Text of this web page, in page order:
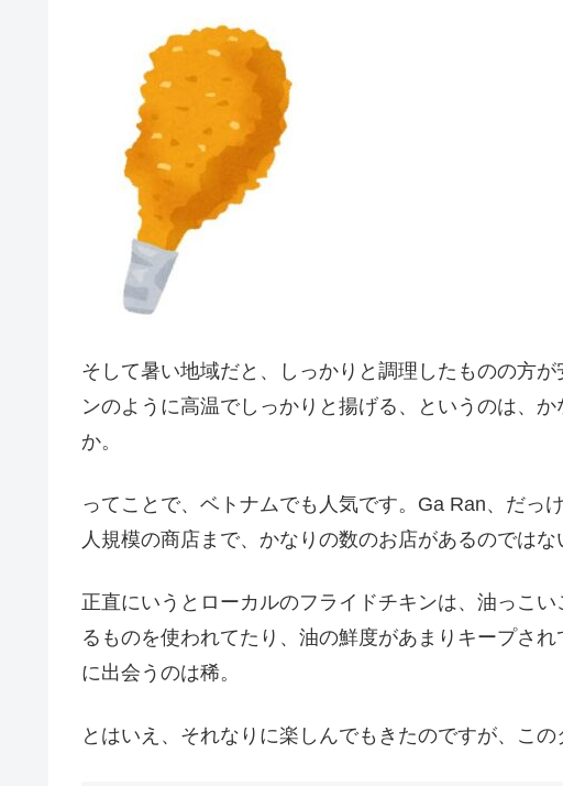
そして暑い地域だと、しっかりと調理したものの方
ンのように高温でしっかりと揚げる、というのは、
か。
ってことで、ベトナムでも人気です。Ga Ran、だっ
人規模の商店まで、かなりの数のお店があるのではな
正直にいうとローカルのフライドチキンは、油っこ
るものを使われてたり、油の鮮度があまりキープさ
に出会うのは稀。
とはいえ、それなりに楽しんでもきたのですが、この